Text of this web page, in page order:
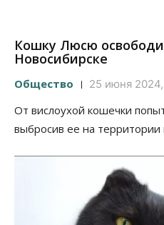
Кошку Люсю
Новосибирске
Общество 25 июня
От вислоухой кошечки
выбросив ее на территории